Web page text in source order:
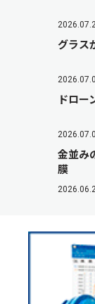
グラス
ドロ
金並み
膜